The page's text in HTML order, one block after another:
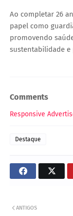
Ao completar 26
papel como
promovendo
sustentabilidade e
Comments
Responsive
Destaque
ANTIGOS